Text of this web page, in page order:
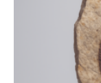
unbekannten
peroxisomalen
Saccharomyces
Studie wurde